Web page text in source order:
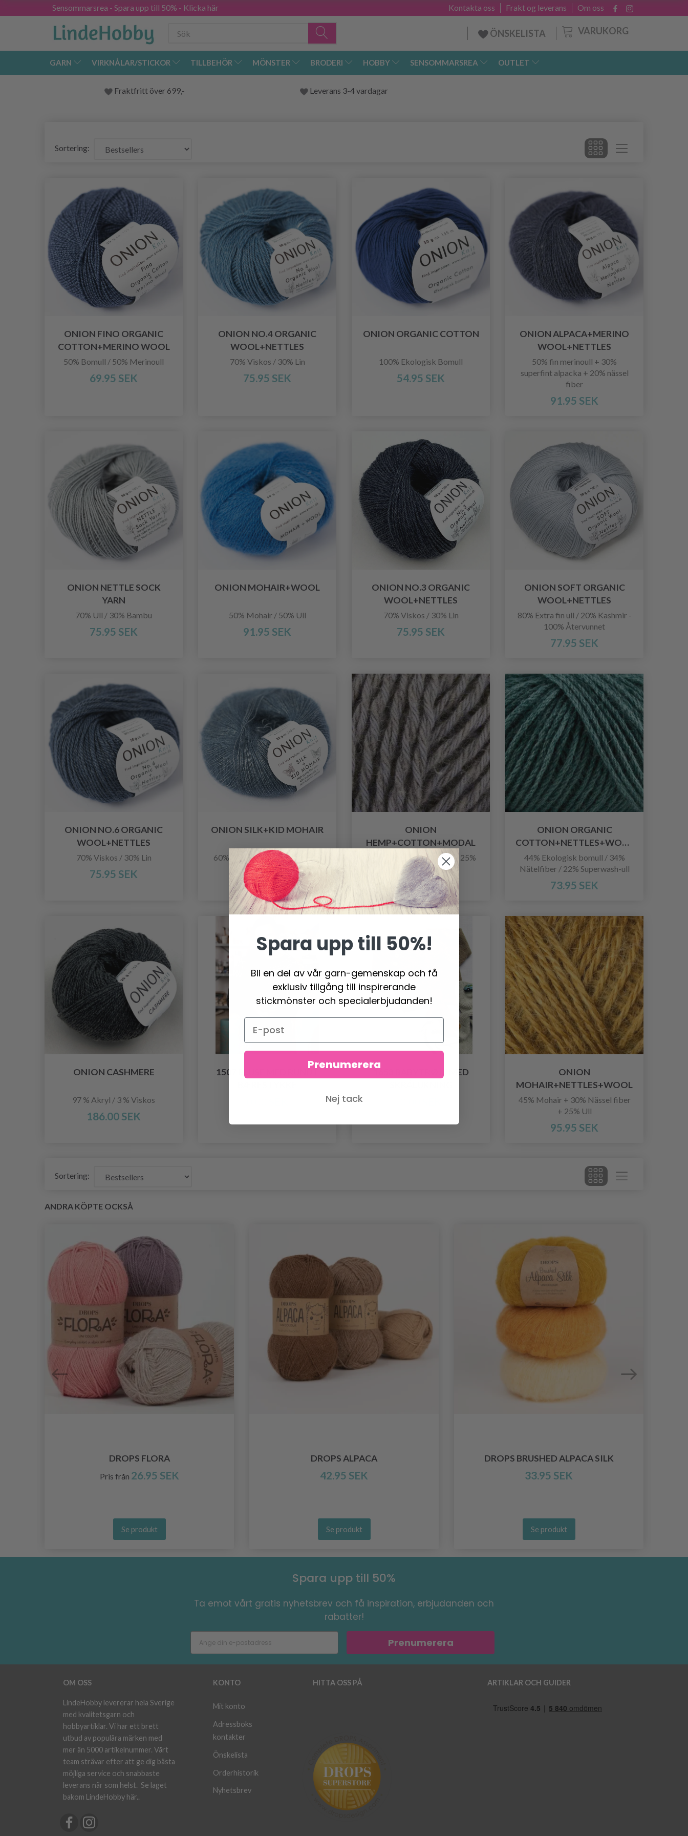
Sensommarsrea - Spara upp till 50% - Klicka här Om oss
Frakt og leverans
Kontakta oss
VARUKORG
ÖNSKELISTA
GARN VIRKNÅLAR/STICKOR TILLBEHÖR MÖNSTER BRODERI HOBBY SENSOMMARSREA OUTLET
Fraktfritt över 699,- Leverans 3-4 vardagar
Sortering:
ONION FINO ORGANIC
COTTON+MERINO WOOL
50% Bomull / 50% Merinoull
69.95 SEK
ONION NO.4 ORGANIC
WOOL+NETTLES
70% Viskos / 30% Lin
75.95 SEK
ONION ORGANIC COTTON
100% Ekologisk Bomull
54.95 SEK
ONION ALPACA+MERINO
WOOL+NETTLES
50% fin merinoull + 30%
superfint alpacka + 20% nässel
fiber
91.95 SEK
ONION NETTLE SOCK
YARN
70% Ull / 30% Bambu
75.95 SEK
ONION MOHAIR+WOOL
50% Mohair / 50% Ull
91.95 SEK
ONION NO.3 ORGANIC
WOOL+NETTLES
70% Viskos / 30% Lin
75.95 SEK
ONION SOFT ORGANIC
WOOL+NETTLES
80% Extra fin ull / 20% Kashmir -
100% Återvunnet
77.95 SEK
ONION NO.6 ORGANIC
WOOL+NETTLES
70% Viskos / 30% Lin
75.95 SEK
ONION SILK+KID MOHAIR
60% Polyester / 40% Polyamid
166.00 SEK
ONION
HEMP+COTTON+MODAL
34% Hamp / 41% Bomull / 25%
Modal
64.95 SEK
ONION ORGANIC
COTTON+NETTLES+WOOL
44% Ekologisk bomull / 34%
Nätelfiber / 22% Superwash-ull
73.95 SEK
ONION CASHMERE
97 % Akryl / 3 % Viskos
186.00 SEK
1507 BLUSE MED RUNDT
1653 BABYTRØJE MED
ONION
MOHAIR+NETTLES+WOOL
45% Mohair + 30% Nässel fiber
+ 25% Ull
95.95 SEK
Sortering:
ANDRA KÖPTE OCKSÅ
DROPS FLORA
Pris från 26.95 SEK
Se produkt
DROPS ALPACA
42.95 SEK
Se produkt
DROPS BRUSHED ALPACA SILK
33.95 SEK
Se produkt
Spara upp till 50%
Ta emot vårt gratis nyhetsbrev och få inspiration, erbjudanden och
rabatter!
Prenumerera
OM OSS
LindeHobby levererar hela Sverige
med kvalitetsgarn och
hobbyartiklar. Vi har ett brett
utbud av populära märken med
mer än 5000 artikelnummer. Vårt
team strävar efter att ge dig bästa
möjliga service och snabbaste
leverans när som helst. Se laget
bakom LindeHobby här..
KONTO
Mit konto
Adressboks
kontakter
Önskelista
Orderhistorik
Nyhetsbrev
HITTA OSS PÅ ARTIKLAR OCH GUIDER
Spara upp till 50%!
Bli en del av vår garn-gemenskap och få
exklusiv tillgång till inspirerande
stickmönster och specialerbjudanden!
Prenumerera
Nej tack